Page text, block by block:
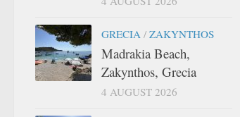
GRECIA / ZAKYNTHOS
Madrakia Beach,
Zakynthos, Grecia
4 AUGUST 2026